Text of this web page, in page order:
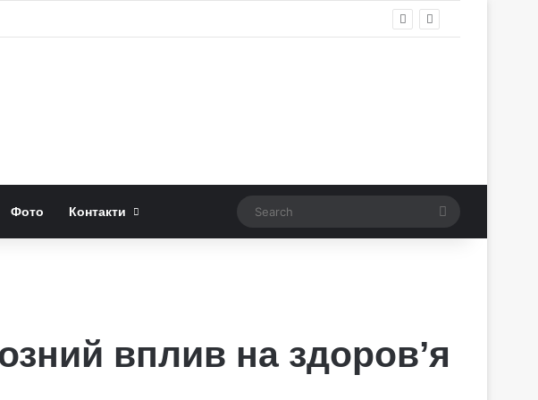
Фото Контакти Search
вплив на здоров’я